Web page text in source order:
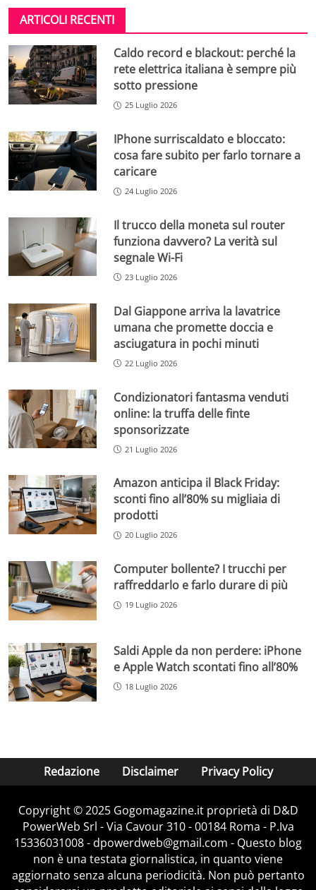
ARTICOLI RECENTI
Caldo record e blackout: perché la
rete elettrica italiana è sempre più
sotto pressione
25 Luglio 2026
IPhone surriscaldato e bloccato:
cosa fare subito per farlo tornare a
caricare
24 Luglio 2026
Il trucco della moneta sul router
funziona davvero? La verità sul
segnale Wi-Fi
23 Luglio 2026
Dal Giappone arriva la lavatrice
umana che promette doccia e
asciugatura in pochi minuti
22 Luglio 2026
Condizionatori fantasma venduti
online: la truffa delle finte
sponsorizzate
21 Luglio 2026
Amazon anticipa il Black Friday:
sconti fino all’80% su migliaia di
prodotti
20 Luglio 2026
Computer bollente? I trucchi per
raffreddarlo e farlo durare di più
19 Luglio 2026
Saldi Apple da non perdere: iPhone
e Apple Watch scontati fino all’80%
18 Luglio 2026
Redazione Disclaimer Privacy Policy
Copyright © 2025 Gogomagazine.it proprietà di D&D
PowerWeb Srl - Via Cavour 310 - 00184 Roma - P.Iva
15336031008 - dpowerdweb@gmail.com - Questo blog
non è una testata giornalistica, in quanto viene
aggiornato senza alcuna periodicità. Non può pertanto